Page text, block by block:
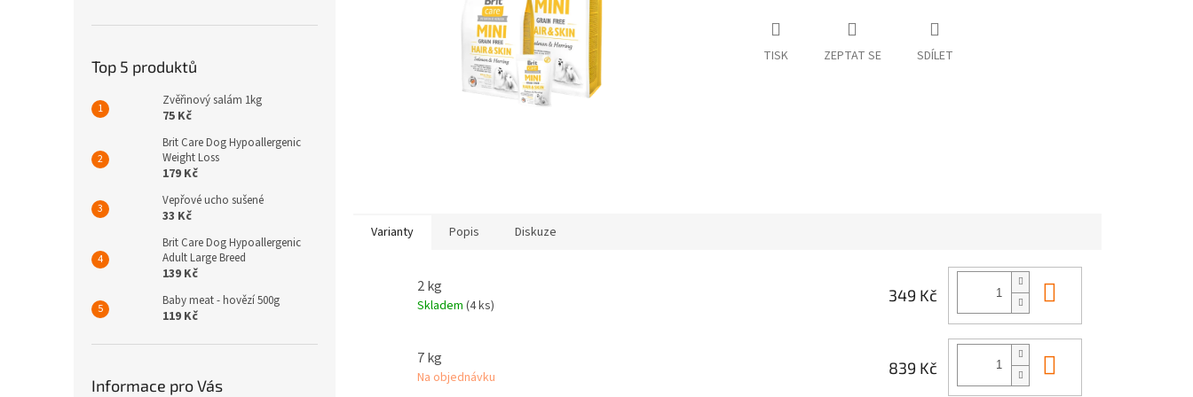
Top 5 produktů
Zvěřinový salám 1kg
75 Kč
Brit Care Dog Hypoallergenic
Weight Loss
179 Kč
Vepřové ucho sušené
33 Kč
Brit Care Dog Hypoallergenic
Adult Large Breed
139 Kč
Baby meat - hovězí 500g
119 Kč
Informace pro Vás
TISK ZEPTAT SE SDÍLET
Varianty Popis Diskuze
2 kg
Skladem (4 ks)
349 Kč
7 kg
Na objednávku
839 Kč